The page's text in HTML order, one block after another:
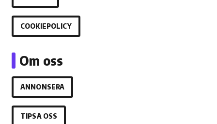
COOKIEPOLICY
Om oss
ANNONSERA
TIPSA OSS